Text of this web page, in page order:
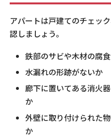
アパートは戸建てのチェッ
認しましょう。
鉄部のサビや木材の腐
水漏れの形跡がないか
廊下に置いてある消火
か
外壁に取り付けられた
か